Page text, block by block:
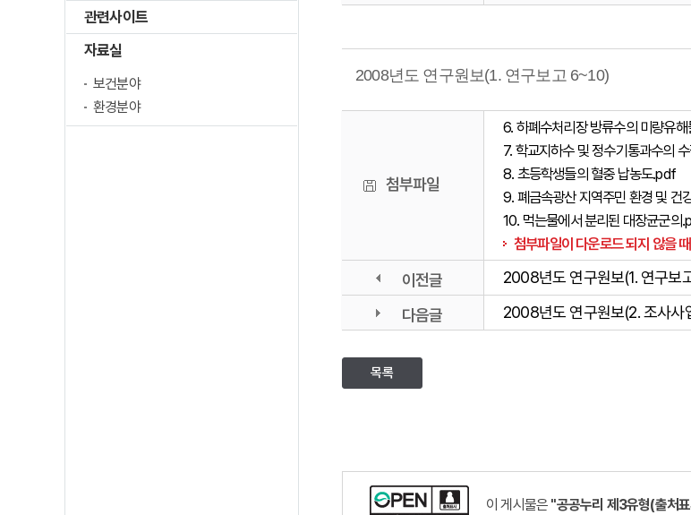
관련사이트
자료실
보건분야
환경분야
2008년도 연구원보(1. 연구보고 6~10)
첨부파일
6. 하폐수처리장 방류수의 미량유
7. 학교지하수 및 정수기통과수의
8. 초등학생들의 혈중 납농도.pdf
9. 폐금속광산 지역주민 환경 및 건
10. 먹는물에서 분리된 대장균군의
첨부파일이 다운로드 되지 않을 때
이전글
2008년도 연구원보(1. 연구보
다음글
2008년도 연구원보(2. 조사사
목록
이 게시물은 "공공누리 제3유형(출처